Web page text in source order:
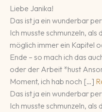
Liebe Janika!
Das ist ja ein wunderbar
Ich musste schmunzeln, als
möglich immer ein Kapitel
Ende – so mach ich das
oder der Arbeit *hust
Moment, ich hab noch […]
Das ist ja ein wunderbar
Ich musste schmunzeln, als